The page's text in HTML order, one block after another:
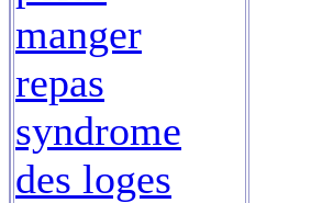
manger
repas
syndrome
des loges